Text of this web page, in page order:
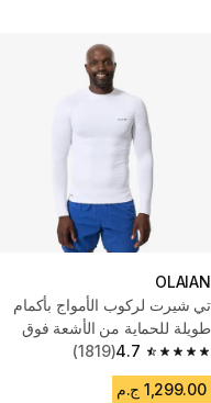
OLAIAN
تي شيرت لركوب الأمواج بأكمام
طويلة للحماية من الأشعة فوق
البنفسجية للرجال - أبيض
4.7
4.7 out of 5 stars from 1819 reviews
(1819)
1,299.00 ج.م